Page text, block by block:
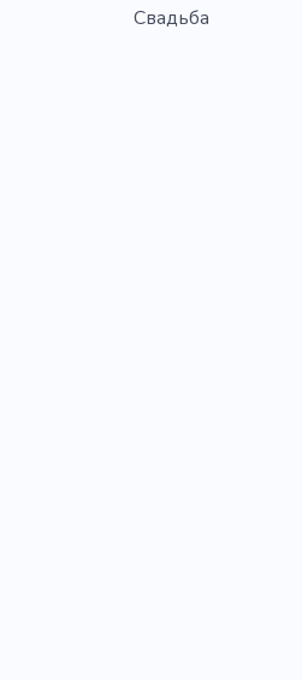
Свадьба